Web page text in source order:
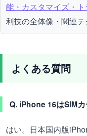
能・カスタマイズ・
利技の全体像・関連テ
よくある質問
Q. iPhone 16はSIM
はい。日本国内版